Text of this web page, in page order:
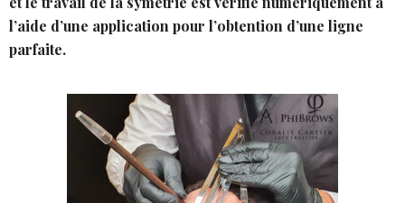
l’aide d’une application pour l’obtention d’une ligne
parfaite.